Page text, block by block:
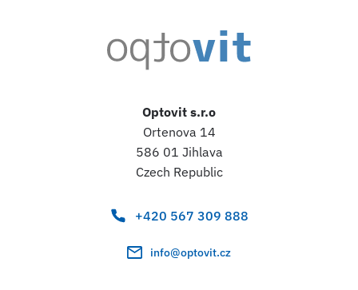
Optovit s.r.o
Ortenova 14
586 01 Jihlava
Czech Republic
+420 567 309 888
info@optovit.cz